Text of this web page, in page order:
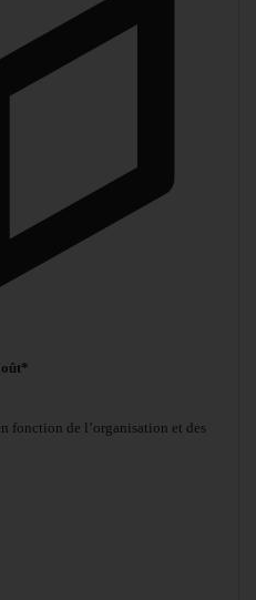
fonction de l’organisation et des